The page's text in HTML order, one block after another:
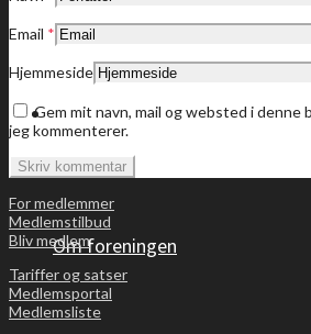
Bliv medlem
Om foreningen
Email *
Hjemmeside
Gem mit navn, mail og websted i
jeg kommenterer.
For medlemmer
Medlemstilbud
Bliv medlem
Tariffer og satser
Medlemsportal
Medlemsliste